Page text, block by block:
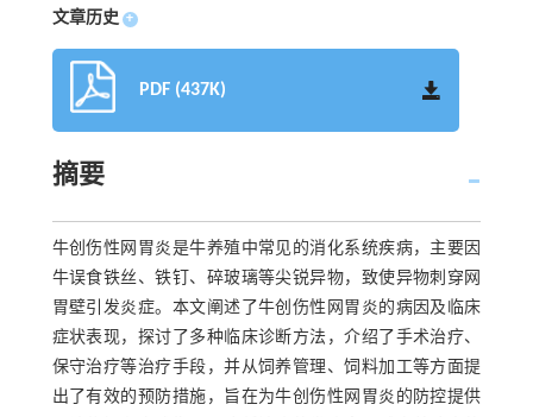
文章历史 +
PDF (437K)
摘要
牛创伤性网胃炎是牛养殖中常见的消化系统疾病，主要因
牛误食铁丝、铁钉、碎玻璃等尖锐异物，致使异物刺穿网
胃壁引发炎症。本文阐述了牛创伤性网胃炎的病因及临床
症状表现，探讨了多种临床诊断方法，介绍了手术治疗、
保守治疗等治疗手段，并从饲养管理、饲料加工等方面提
出了有效的预防措施，旨在为牛创伤性网胃炎的防控提供